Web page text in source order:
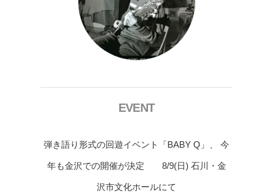
EVENT
弾き語り形式の回遊イベント「BABY Q」、 今
年も金沢での開催が決定 8/9(日) 石川・金
沢市文化ホールにて